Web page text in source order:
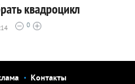
квадроцикл
0
Контакты